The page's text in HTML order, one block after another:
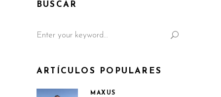
BUSCAR
for:
ARTÍCULOS POPULARES
MAXUS